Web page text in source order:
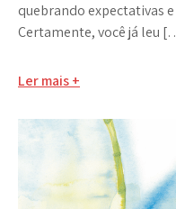
quebrando expectativas
Certamente, você já leu
Ler mais +